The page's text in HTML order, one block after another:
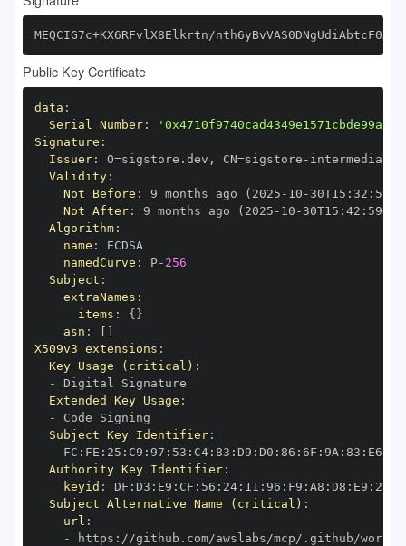
MEQCIG7c+KX6RFvlX8Elkrtn/
Public Key Certificate
data :
Serial Number:
Signature :
Issuer: O=sigstore.dev , CN=sigstore -
Validity:
Not Before : 9 months ago (2025 - 10 - 30T15 : 32 :
Not After: 9 months ago (2025 - 10 - 30T15 : 42 : 59+00
Algorithm:
name :
namedCurve : P- 256
Subject :
extraNames :
items : { }
asn :
X509v3 extensions :
Key Usage (critical) :
-
Extended Key Usage :
-
Subject Key Identifier:
-
FC : FE : 25 : C9 : 97 : 53 : C4: 83 : D9 : D0 : 86 : 6F : 9A : 83 : E6
Authority Key Identifier:
keyid : DF : D3 : E9 : CF : 56 : 24: 11 : 96 : F9 : A8 : D8 : E9 : 28
Subject Alternative Name (critical) :
url :
-
https :